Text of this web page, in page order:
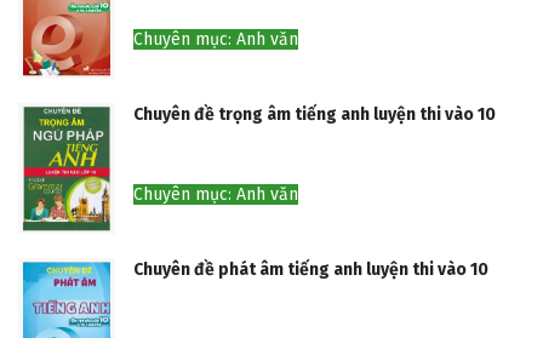
Chuyên mục: Anh văn
Chuyên đề trọng âm tiếng anh luyện thi vào 10
Chuyên mục: Anh văn
Chuyên đề phát âm tiếng anh luyện thi vào 10